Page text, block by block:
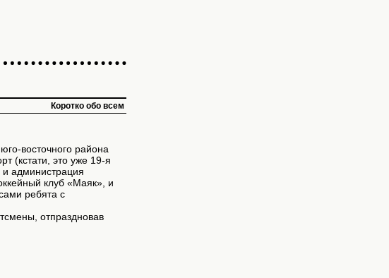
Коротко обо всем
восточного района
(кстати, это уже 19-я
администрация
клуб «Маяк», и
ребята с
отпраздновав